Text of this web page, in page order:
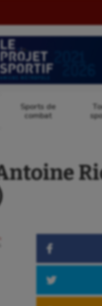
Sports de
combat